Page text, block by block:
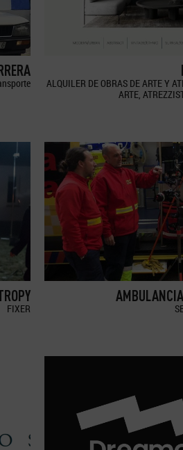
ALQUILER DE OBRAS DE ARTE Y
ARTE,
FIXER